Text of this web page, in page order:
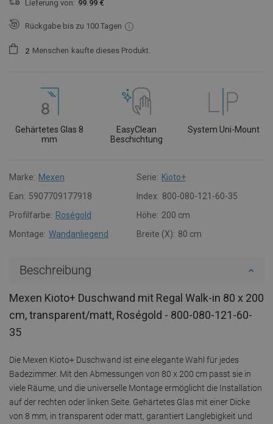
Lieferung von: 99.99 €
Rückgabe bis zu 100 Tagen
2 Menschen kaufte dieses Produkt.
Gehärtetes Glas 8
mm
EasyClean
Beschichtung
System Uni-Mount
Marke: Mexen Serie: Kioto+
Ean: 5907709177918 Index: 800-080-121-60-35
Profilfarbe: Roségold Höhe: 200 cm
Montage: Wandanliegend Breite (X): 80 cm
Beschreibung
Mexen Kioto+ Duschwand mit Regal Walk-in 80 x 200
cm, transparent/matt, Roségold - 800-080-121-60-
35
Die Mexen Kioto+ Duschwand ist eine elegante Wahl für jedes
Badezimmer. Mit den Abmessungen von 80 x 200 cm passt sie in
viele Räume, und die universelle Montage ermöglicht die Installation
auf der rechten oder linken Seite. Gehärtetes Glas mit einer Dicke
von 8 mm, in transparent oder matt, garantiert Langlebigkeit und